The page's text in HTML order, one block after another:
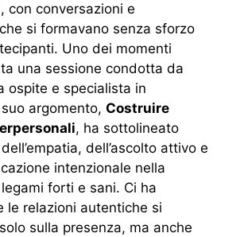
con conversazioni e
si formavano senza sforzo
Uno dei momenti
una sessione condotta da
ospite e specialista in
argomento, Costruire
, ha sottolineato
dell’ascolto attivo e
intenzionale nella
forti e sani. Ci ha
le relazioni autentiche si
sulla presenza, ma anche